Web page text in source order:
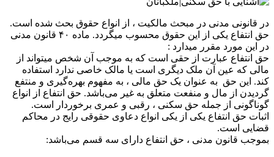
در قانونی مدنی در مبحث مالکیت ، از انواع حقوق بحث شده است.
حق انتفاع یکی از این حقوق محسوب میگردد. ماده ۴۰ قانون مدنی
در این مورد مقرر میدارد :
حق انتفاع عبارت از حقی است که به موجب آن شخص میتواند از
مالی که عین آن ملک دیگری است یا مالک خاصی ندارد استفاده
کند. این حق به عنوان یک حق مالی ، به مفهوم بهره‌گیری و منتفع
گردیدن از مال و منفعت متعلق به غیر می‌باشد. حق انتفاع از انواع
گوناگونی از جمله حق سکنی ، رقبی و عمری برخوردار است.
اثبات حق انتفاع یکی از یکی انواع دعاوی حقوقی رایج در محاکم
قضایی است.
بموجب قانون مدنی ، حق انتفاع دارای سه قسم می‌باشد: